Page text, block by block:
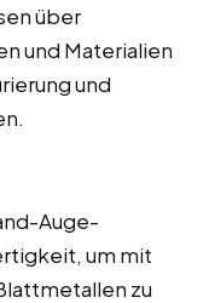
über
und Materialien
und
Auge-
um mit
zu